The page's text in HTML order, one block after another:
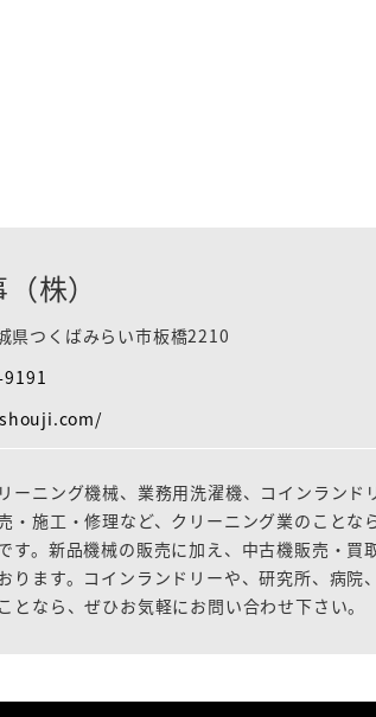
株）
県つくばみらい市板橋2210
ーニング機械、業務用洗濯機、コインランド
・施工・修理など、クリーニング業のことな
す。新品機械の販売に加え、中古機販売・買
ります。コインランドリーや、研究所、病院
となら、ぜひお気軽にお問い合わせ下さい。